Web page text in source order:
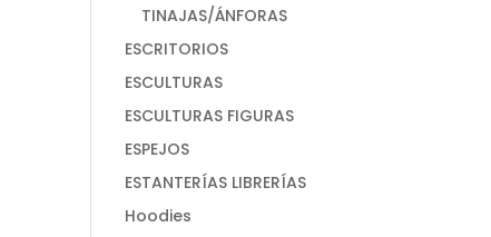
TINAJAS/ÁNFORAS
ESCRITORIOS
ESCULTURAS
ESCULTURAS FIGURAS
ESPEJOS
ESTANTERÍAS LIBRERÍAS
Hoodies